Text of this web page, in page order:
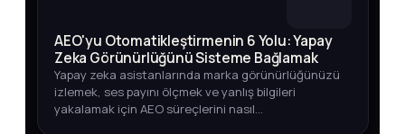
AEO'yu Otomatikleştirmenin 6 Yolu: Yapay
Zeka Görünürlüğünü Sisteme Bağlamak
Yapay zeka asistanlarında marka görünürlüğünüzü
izlemek, ses payını ölçmek ve yanlış bilgileri
yakalamak için AEO süreçlerini nasıl